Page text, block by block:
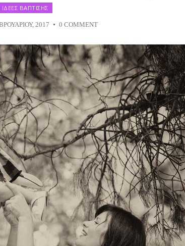
ΙΔΕΕΣ ΒΑΠΤΙΣΗΣ
2017 0 COMMENT